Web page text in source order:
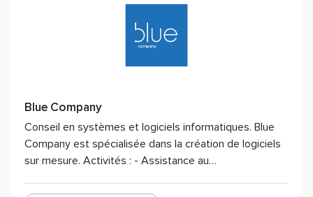
Blue Company
Conseil en systèmes et logiciels informatiques. Blue
Company est spécialisée dans la création de logiciels
sur mesure. Activités : - Assistance au…